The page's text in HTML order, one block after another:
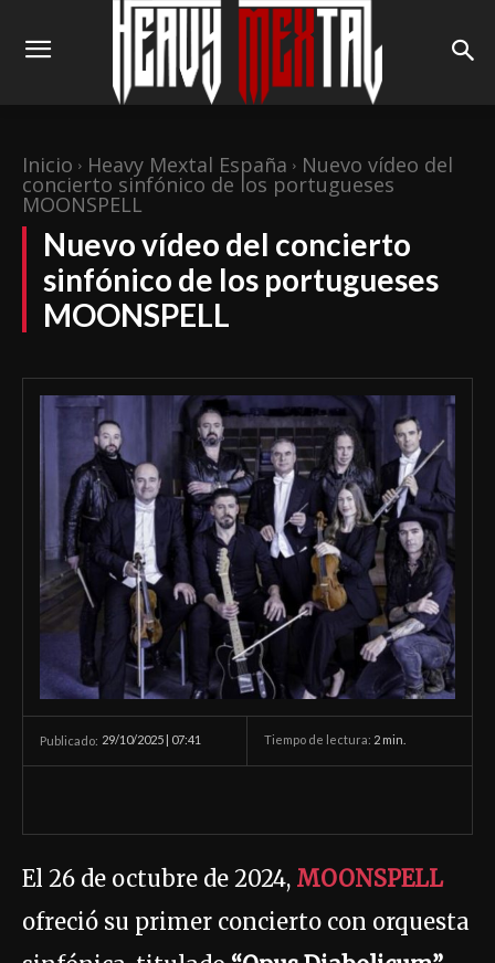
Inicio Heavy Mextal España Nuevo vídeo del
concierto sinfónico de los portugueses
MOONSPELL
Nuevo vídeo del concierto
sinfónico de los portugueses
MOONSPELL
Publicado: 29/10/2025 | 07:41 Tiempo de lectura: 2 min.
El 26 de octubre de 2024, MOONSPELL
ofreció su primer concierto con orquesta